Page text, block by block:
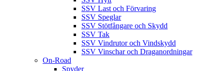
SSV Last och Förvaring
SSV Speglar
SSV Stötfångare och Skydd
SSV Tak
SSV Vindrutor och Vindskydd
SSV Vinschar och Draganordningar
On-Road
Spyder